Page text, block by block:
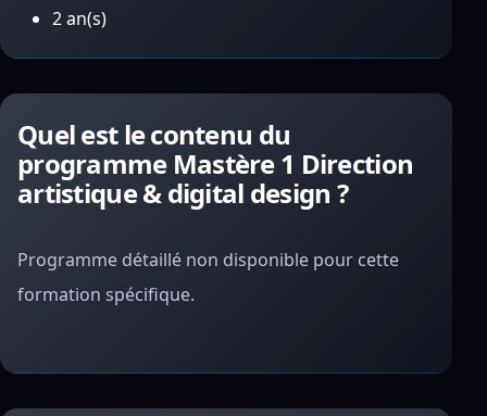
2 an(s)
Quel est le contenu du
programme Mastère 1 Direction
artistique & digital design ?
Programme détaillé non disponible pour cette
formation spécifique.